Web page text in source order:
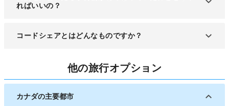
ればいいの？
エア・カナダの国際線をご利用の場合、7日以内に
合は、HPより「手荷物未着申請書」をダウンロー
ドして、エア・カナダ・バゲージ・クレーム係にご
で、チェックして下さい。
コードシェアとはどんなものですか？
コードシェアとは、2つ以上の航空会社によって共
同運航される便のことです。便名は一つの航空会社
になっていますが、実際は提携航空会社よって運行
されることがあり、これをコードシェア便と呼びま
他の旅行オプション
カナダの主要都市